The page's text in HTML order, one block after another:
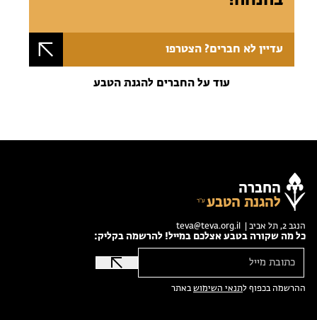
עדיין לא חברים? הצטרפו
עוד על החברים להגנת הטבע
החברה
להגנת הטבע
הנגב 2, תל אביב | teva@teva.org.il
כל מה שקורה בטבע אצלכם במייל! להרשמה בקליק:
ההרשמה בכפוף לתנאי השימושבאתר